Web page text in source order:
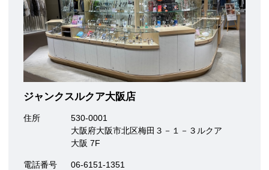
ジャンクスルクア大阪店
住所
530-0001
大阪府大阪市北区梅田３－１－３ルクア
大阪 7F
電話番号 06-6151-1351